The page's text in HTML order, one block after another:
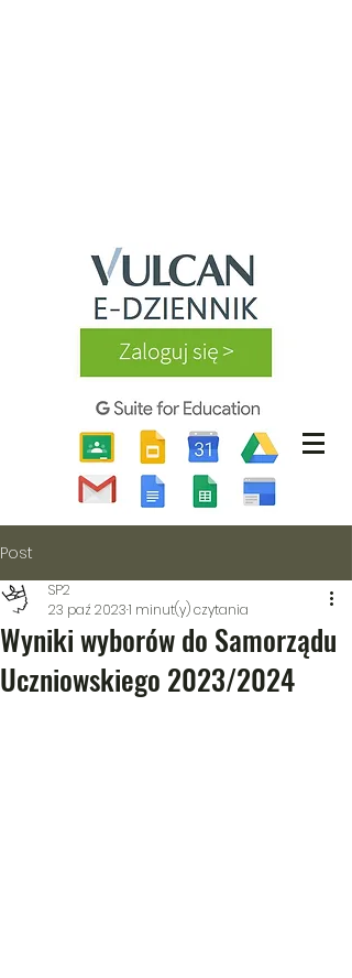
Post
Wyniki wyborów do Samorządu
Uczniowskiego 2023/2024
SP2
23 paź 20231 minut(y) czytania